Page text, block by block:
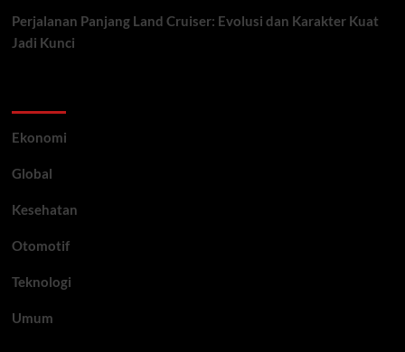
Perjalanan Panjang Land Cruiser: Evolusi dan Karakter Kuat
Jadi Kunci
Ekonomi
Global
Kesehatan
Otomotif
Teknologi
Umum